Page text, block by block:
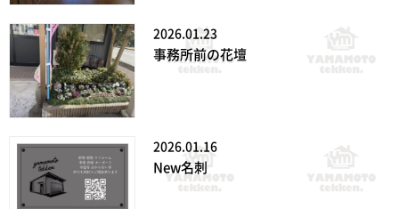
2026.01.23
事務所前の花壇
2026.01.16
New名刺